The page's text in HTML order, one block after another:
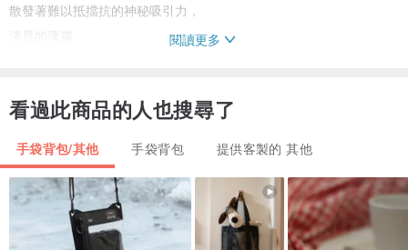
散發著難以抵擋抗的神秘吸引力，
清晨的薄霧，
氤氲著靈動的創意，
神秘優雅。
鋪開思維的光芒，
不經意間就沉淪此處，
加之搭配精緻的編織，
閱讀更多
看過此商品的人也搜尋了
手袋背包/其他 手袋背包 提供客製的 其他